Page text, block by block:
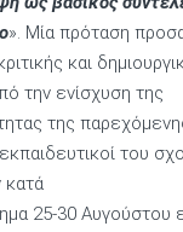
». Μία πρόταση
και
την ενίσχυση της
της
του
25-30 Αυγούστου